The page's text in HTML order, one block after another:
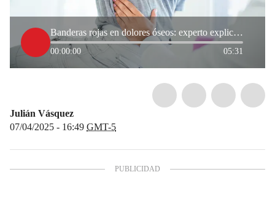
Banderas rojas en dolores óseos: experto explicó signos de alarmas de algunas enfermedades
00:00:00 05:31
Julián Vásquez
07/04/2025 - 16:49 GMT-5